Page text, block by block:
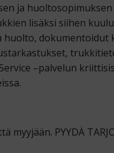
ja huoltosopimuksen
lisäksi siihen
huolto, dokumentoidut
–palvelun
myyjään. PYYDÄ